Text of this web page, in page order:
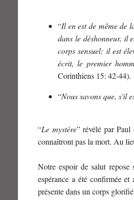
“Il en est de même de
dans le déshonneur, il
corps sensuel; il est
écrit, le premier
Corinthiens 15: 42-44).
“Nous savons que, s'il
“Le mystère” révélé par Paul
connaîtront pas la mort. Au
Notre espoir de salut
espérance a été confirmée
présente dans un corps